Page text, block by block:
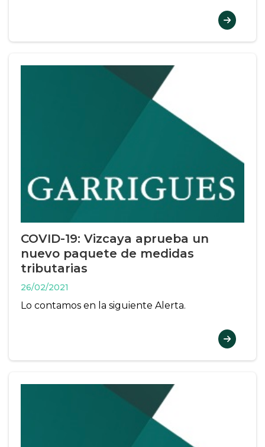
COVID-19: Vizcaya aprueba un
nuevo paquete de medidas
tributarias
26/02/2021
Lo contamos en la siguiente Alerta.